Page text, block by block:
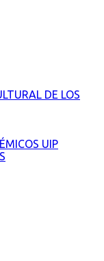
DE LOS
UIP